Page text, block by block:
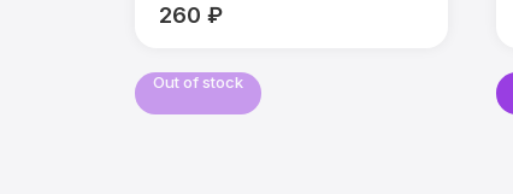
260 ₽
Out of stock